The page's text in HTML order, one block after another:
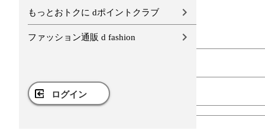
もっとおトクに dポイントクラブ
ファッション通販 d fashion
ログイン